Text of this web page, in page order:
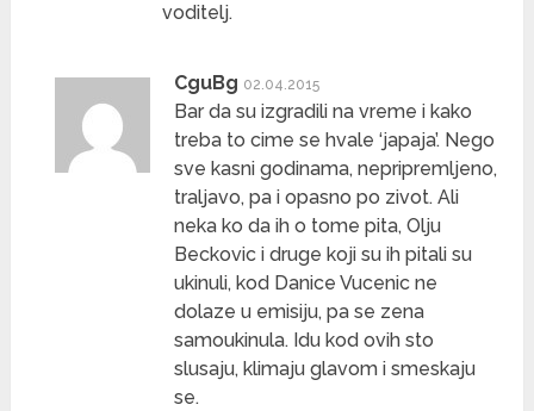
voditelj.
CguBg 02.04.2015
Bar da su izgradili na vreme i kako
treba to cime se hvale ‘japaja’. Nego
sve kasni godinama, nepripremljeno,
traljavo, pa i opasno po zivot. Ali
neka ko da ih o tome pita, Olju
Beckovic i druge koji su ih pitali su
ukinuli, kod Danice Vucenic ne
dolaze u emisiju, pa se zena
samoukinula. Idu kod ovih sto
slusaju, klimaju glavom i smeskaju
se.